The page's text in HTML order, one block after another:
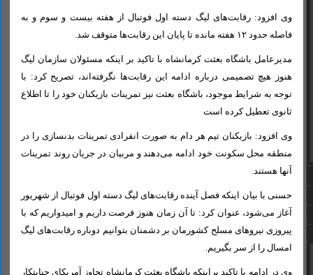
وی افزود: رقابت‌های لیگ دسته اول فوتبال از هفته بیست و سوم و به
فاصله حدود ۱۲ هفته مانده تا پایان این رقابت‌ها متوقف شد.
مدیرعامل باشگاه بعثت کرمانشاه با تاکید بر اینکه مسئولان سازمان لیگ
هنوز هیچ تصمیمی درباره ادامه این رقابت‌ها نگرفته‌اند، تصریح کرد: با
توجه به شرایط موجود، باشگاه بعثت نیز تمرینات بازیکنان خود را تا اطلاع
ثانوی تعطیل کرده است‌
وی افزود: بازیکنان تیم هر دام به صورت انفرادی تمرینات بدنسازی را در
منطقه محل سکونت خود ادامه می‌دهند و مربیان در جریان روند تمرینات
آنها هستند.
حسنی با بیان اینکه فصل آینده رقابت‌های لیگ دسته اول فوتبال از شهریور
آغاز می‌شود، عنوان کرد: تا آن زمان هنوز فرصت داریم و امیدواریم که با
پیروزی نیروهای مسلح کشورمان بر دشمنان بتوانیم دوباره رقابت‌های لیگ
امسال را از سر بگیریم.
وی در ادامه با تاکید براینکه باشگاه بعثت کرمانشاه تجاوز آمریکای جنایتکار